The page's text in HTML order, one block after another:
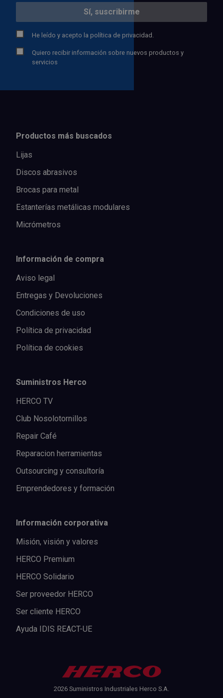
He leído y acepto la política de privacidad.
Quiero recibir información sobre nuevos productos y
servicios
Productos más buscados
Lijas
Discos abrasivos
Brocas para metal
Estanterías metálicas modulares
Micrómetros
Información de compra
Aviso legal
Entregas y Devoluciones
Condiciones de uso
Política de privacidad
Política de cookies
Suministros Herco
HERCO TV
Club Nosolotornillos
Repair Café
Reparacion herramientas
Outsourcing y consultoría
Emprendedores y formación
Información corporativa
Misión, visión y valores
HERCO Premium
HERCO Solidario
Ser proveedor HERCO
Ser cliente HERCO
Ayuda IDIS REACT-UE
2026 Suministros Industriales Herco S.A.